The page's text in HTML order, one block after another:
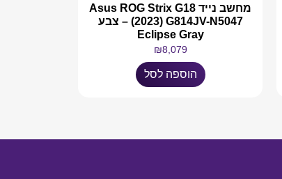
מחשב נייד Asus ROG Strix G18
(2023) G814JV-N5047 – צבע
Eclipse Gray
₪8,079
הוספה לסל